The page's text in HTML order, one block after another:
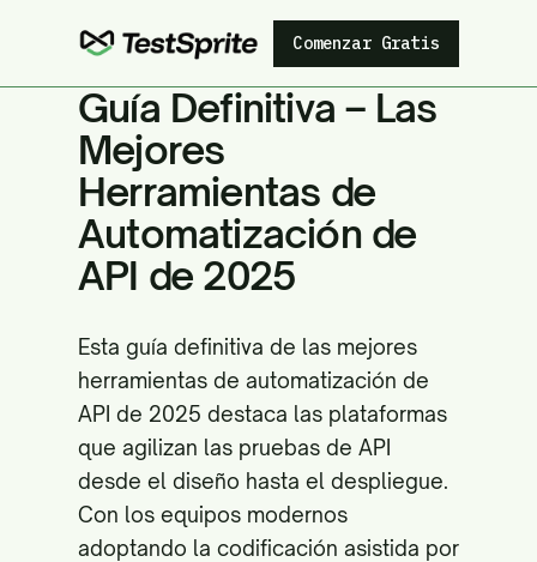
Comenzar Gratis
Guía Definitiva – Las
Mejores
Herramientas de
Automatización de
API de 2025
Esta guía definitiva de las mejores
herramientas de automatización de
API de 2025 destaca las plataformas
que agilizan las pruebas de API
desde el diseño hasta el despliegue.
Con los equipos modernos
adoptando la codificación asistida por